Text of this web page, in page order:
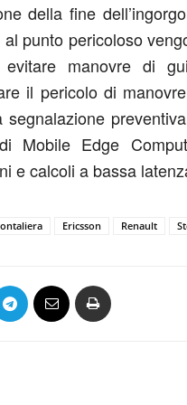
della fine
punto pericoloso
evitare manovre di
il pericolo di
di Mobile Edge
e calcoli a bassa
Ericsson Renault